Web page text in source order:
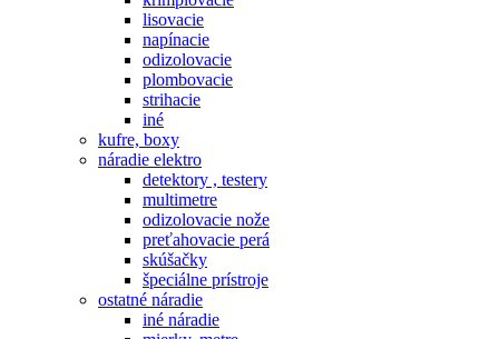
lisovacie
napínacie
odizolovacie
plombovacie
strihacie
iné
kufre, boxy
náradie elektro
detektory , testery
multimetre
odizolovacie nože
preťahovacie perá
skúšačky
špeciálne prístroje
ostatné náradie
iné náradie